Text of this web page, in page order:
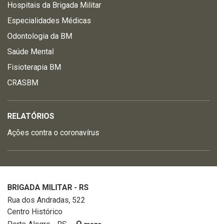
Hospitais da Brigada Militar
Especialidades Médicas
Odontologia da BM
Saúde Mental
Fisioterapia BM
CRASBM
RELATÓRIOS
Ações contra o coronavírus
BRIGADA MILITAR - RS
Rua dos Andradas, 522
Centro Histórico